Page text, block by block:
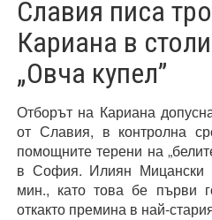
Славия писа
Кариана в
„Овча купел”
Отборът на Кариана
от Славия, в контролна
помощните терени на
в София. Илиян Мицански
мин., като това бе първи
откакто премина в най-